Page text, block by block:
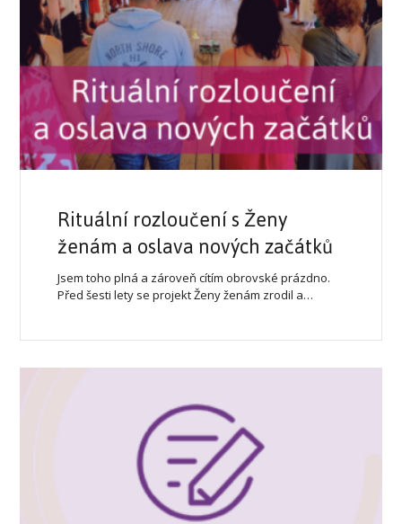
Rituální rozloučení s Ženy
ženám a oslava nových začátků
Jsem toho plná a zároveň cítím obrovské prázdno.
Před šesti lety se projekt Ženy ženám zrodil a…